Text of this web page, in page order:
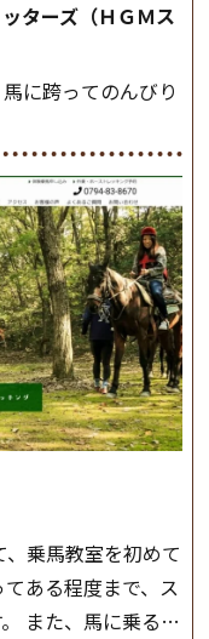
ターズ（ＨＧＭス
に跨ってのんびり
乗馬教室を初めて
ある程度まで、ス
また、馬に乗るだ